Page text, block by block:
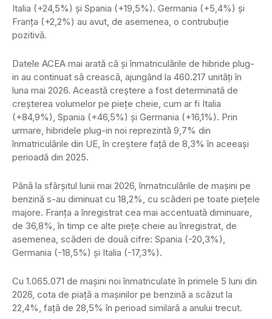
Italia (+24,5%) și Spania (+19,5%). Germania (+5,4%) și
Franța (+2,2%) au avut, de asemenea, o contrubuție
pozitivă.
Datele ACEA mai arată că și înmatriculările de hibride plug-
in au continuat să crească, ajungând la 460.217 unități în
luna mai 2026. Această creștere a fost determinată de
creșterea volumelor pe piețe cheie, cum ar fi Italia
(+84,9%), Spania (+46,5%) și Germania (+16,1%). Prin
urmare, hibridele plug-in noi reprezintă 9,7% din
înmatriculările din UE, în creștere față de 8,3% în aceeași
perioadă din 2025.
Până la sfârșitul lunii mai 2026, înmatriculările de mașini pe
benzină s-au diminuat cu 18,2%, cu scăderi pe toate piețele
majore. Franța a înregistrat cea mai accentuată diminuare,
de 36,8%, în timp ce alte piețe cheie au înregistrat, de
asemenea, scăderi de două cifre: Spania (-20,3%),
Germania (-18,5%) și Italia (-17,3%).
Cu 1.065.071 de mașini noi înmatriculate în primele 5 luni din
2026, cota de piață a mașinilor pe benzină a scăzut la
22,4%, față de 28,5% în perioad similară a anului trecut.